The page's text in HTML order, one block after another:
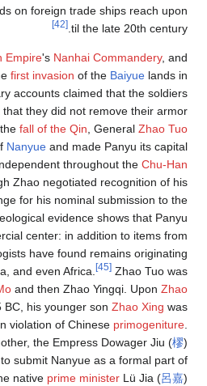
Records on foreign trade ships reach
til the late 20th
ofQin Empire'sNanhai Commandery
for thefirst invasionof theBaiyue
accounts claimed that the
vigilant that they did not remove their
Upon thefall of the Qin, General
of Nanyueand made Panyu its
independent throughout the
, although Zhao negotiated recognition
exchange for his nominal submission
[44]Archeological evidence shows that
commercial center: in addition to items
have found remains
, India, and even Africa. [45] Zhao
Zhao Moand then Zhao Yingqi. Upon
in 115 BC, his younger sonZhao Xing
in violation of Chinese
mother, the Empress Dowager
him to submit Nanyue as a formal
The nativeprime ministerLü Jia (